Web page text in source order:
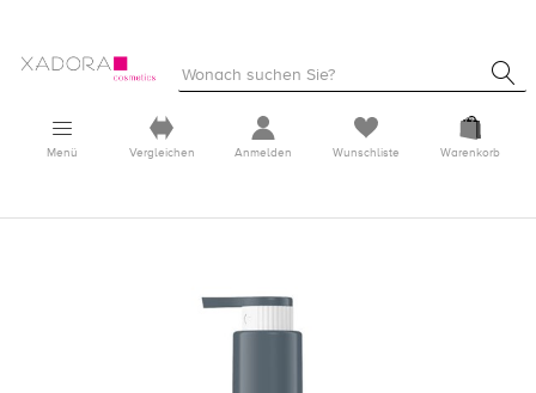
Menü Vergleichen Anmelden Wunschliste Warenkorb